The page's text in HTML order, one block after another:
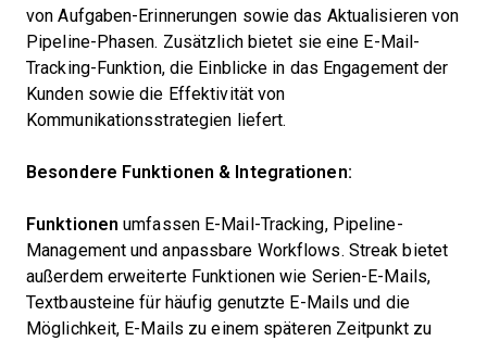
von Aufgaben-Erinnerungen sowie das Aktualisieren von
Pipeline-Phasen. Zusätzlich bietet sie eine E-Mail-
Tracking-Funktion, die Einblicke in das Engagement der
Kunden sowie die Effektivität von
Kommunikationsstrategien liefert.
Besondere Funktionen & Integrationen:
Funktionenumfassen E-Mail-Tracking, Pipeline-
Management und anpassbare Workflows. Streak bietet
außerdem erweiterte Funktionen wie Serien-E-Mails,
Textbausteine für häufig genutzte E-Mails und die
Möglichkeit, E-Mails zu einem späteren Zeitpunkt zu